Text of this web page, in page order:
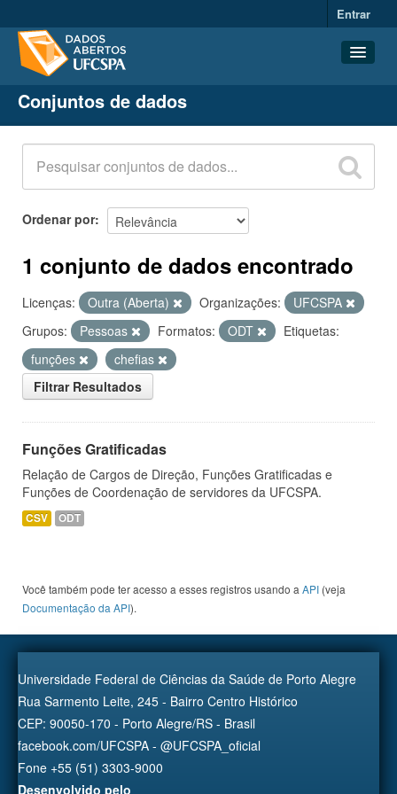
Entrar
Conjuntos de dados
Organizações
Grupos
Sobre
Conjuntos de dados
Ordenar por
1 conjunto de dados encontrado
Licenças: Outra (Aberta) Organizações:
UFCSPA
Grupos:
Pessoas Formatos: ODT
Etiquetas:
funções
chefias
Filtrar Resultados
Funções Gratificadas
Relação de Cargos de Direção, Funções Gratificadas e
Funções de Coordenação de servidores da UFCSPA.
CSV ODT
Você também pode ter acesso a esses registros usando a API (veja
Documentação da API).
Universidade Federal de Ciências da Saúde de Porto Alegre
Rua Sarmento Leite, 245 - Bairro Centro Histórico
CEP: 90050-170 - Porto Alegre/RS - Brasil
facebook.com/UFCSPA - @UFCSPA_oficial
Fone +55 (51) 3303-9000
Desenvolvido pelo